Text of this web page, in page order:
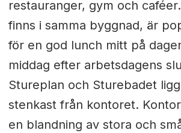
restauranger, gym och
finns i samma byggnad, är
för en god lunch mitt på
middag efter arbetsdagens
Stureplan och Sturebadet
stenkast från kontoret.
en blandning av stora och